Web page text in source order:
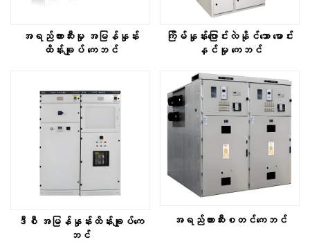
အရည်တားဆီးမှု အမြန်နှုန်း
ထိန်းချုပ် ကေဘင်
ကြိမ်နှုန်းပြောင်းလဲနိုင်သော မောင်း
နှင်မှု ကေဘင်
ဒီစီ အမြန်နှုန်းထိန်းချုပ်ကေ
ဘင်
အရည်တားဆီးစတင်ကေဘင်